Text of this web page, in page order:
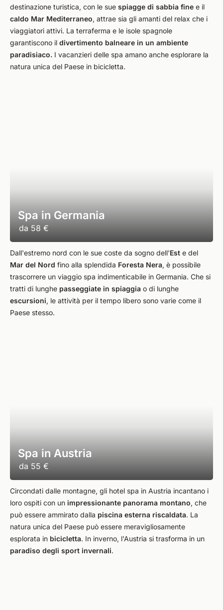
destinazione turistica, con le sue spiagge di sabbia fine e il
caldo Mar Mediterraneo, attrae sia gli amanti del relax che i
viaggiatori attivi. La terraferma e le isole spagnole
garantiscono il divertimento balneare in un ambiente
paradisiaco. I vacanzieri delle spa amano anche esplorare la
natura unica del Paese in bicicletta.
Spa in Germania
da 58 €
Dall'estremo nord con le sue coste da sogno dell'Est e del
Mar del Nord fino alla splendida Foresta Nera, è possibile
trascorrere un viaggio spa indimenticabile in Germania. Che si
tratti di lunghe passeggiate in spiaggia o di lunghe
escursioni, le attività per il tempo libero sono varie come il
Paese stesso.
Spa in Austria
da 55 €
Circondati dalle montagne, gli hotel spa in Austria incantano i
loro ospiti con un impressionante panorama montano, che
può essere ammirato dalla piscina esterna riscaldata. La
natura unica del Paese può essere meravigliosamente
esplorata in bicicletta. In inverno, l'Austria si trasforma in un
paradiso degli sport invernali.